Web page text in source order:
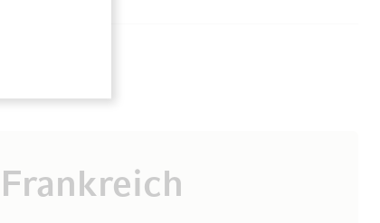
Frankreich